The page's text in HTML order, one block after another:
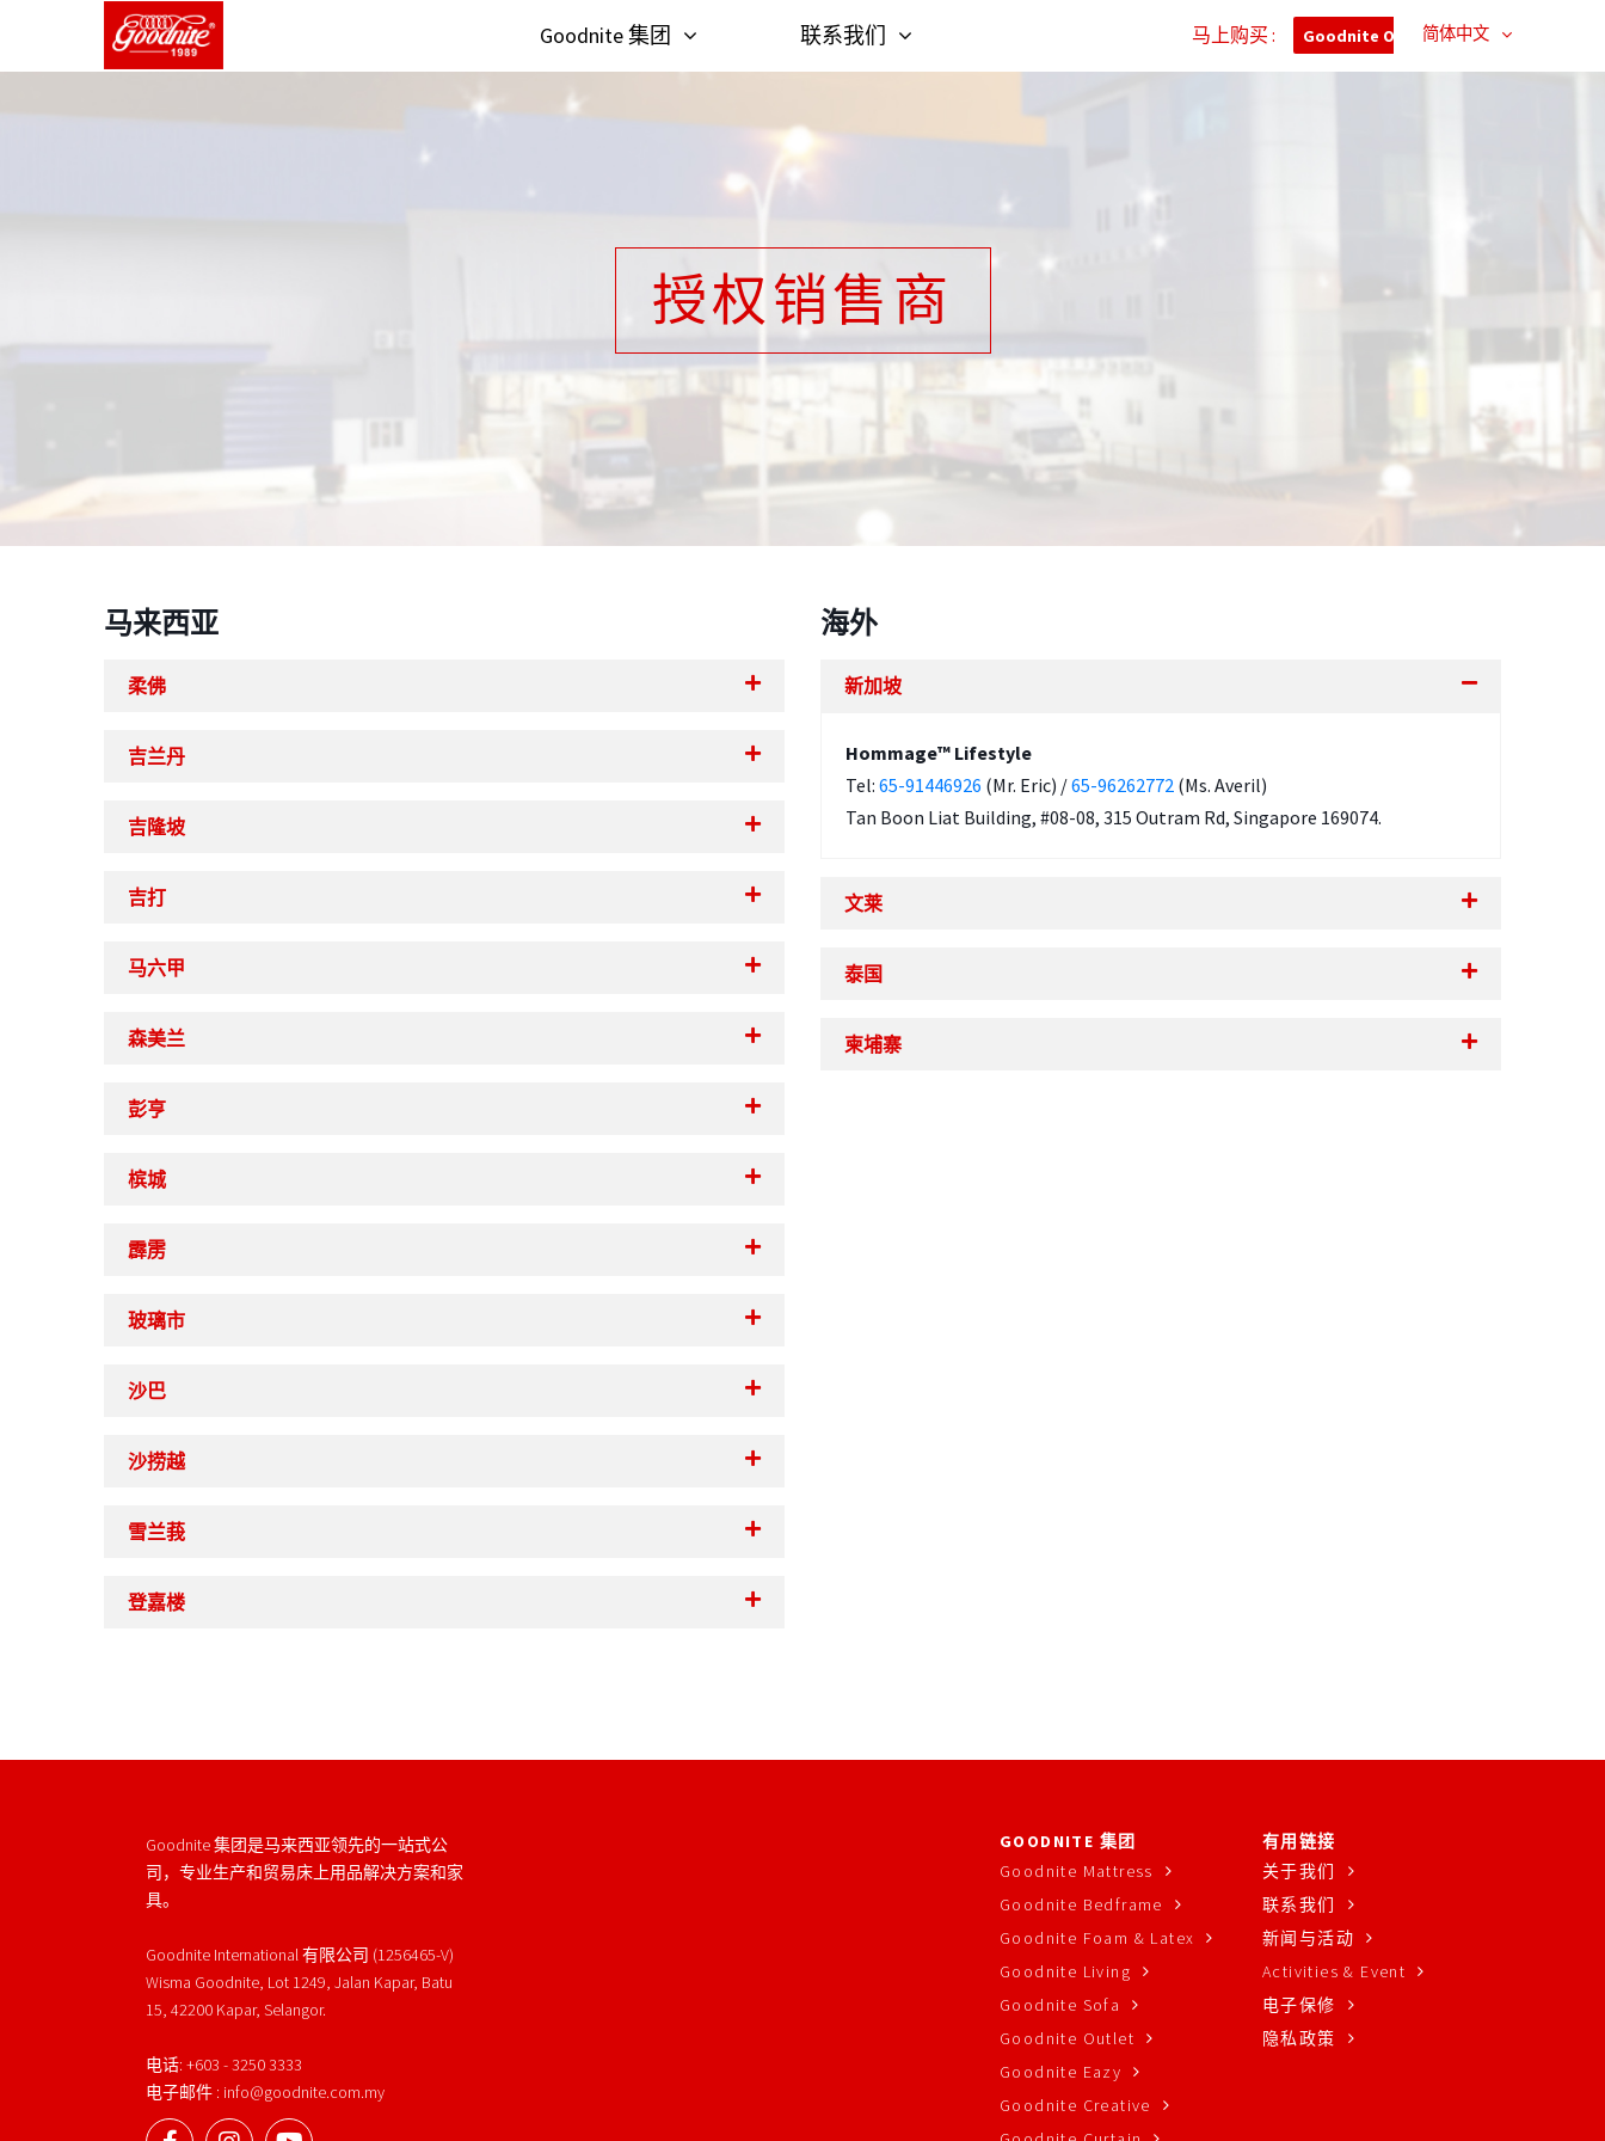
Goodnite 集团 联系我们 马上购买 : Goodnite Outlet
授权销售商
马来西亚
柔佛
吉兰丹
吉隆坡
吉打
马六甲
森美兰
彭亨
槟城
霹雳
玻璃市
沙巴
沙捞越
雪兰莪
登嘉楼
海外
新加坡
Hommage™ Lifestyle
Tel: 65-91446926 (Mr. Eric) /65-96262772 (Ms. Averil)
Tan Boon Liat Building, #08-08, 315 Outram Rd, Singapore 169074.
文莱
泰国
柬埔寨
Goodnite 集团是马来西亚领先的一站式公
司，专业生产和贸易床上用品解决方案和家
具。
Goodnite International 有限公司 (1256465-V)
Wisma Goodnite, Lot 1249, Jalan Kapar, Batu
15, 42200 Kapar, Selangor.
电话: +603 - 3250 3333
电子邮件 : info@goodnite.com.my
GOODNITE 集团
Goodnite Mattress
Goodnite Bedframe
Goodnite Foam & Latex
Goodnite Living
Goodnite Sofa
Goodnite Outlet
Goodnite Eazy
Goodnite Creative
有用链接
关于我们
联系我们
新闻与活动
Activities & Event
电子保修
隐私政策
简体中文